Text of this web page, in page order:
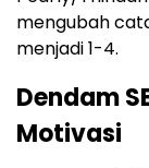
mengubah
menjadi 1-4.
Dendam
Motivasi